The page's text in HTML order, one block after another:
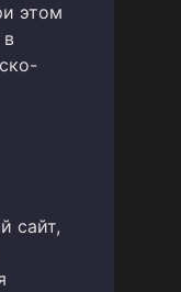
этом
сайт,